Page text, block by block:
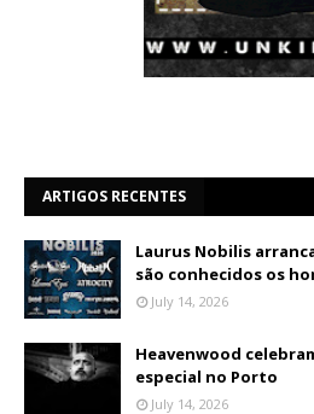
ARTIGOS RECENTES
Laurus Nobilis
são conhecidos os
July 14, 2026
Heavenwood
especial no Porto
July 14, 2026